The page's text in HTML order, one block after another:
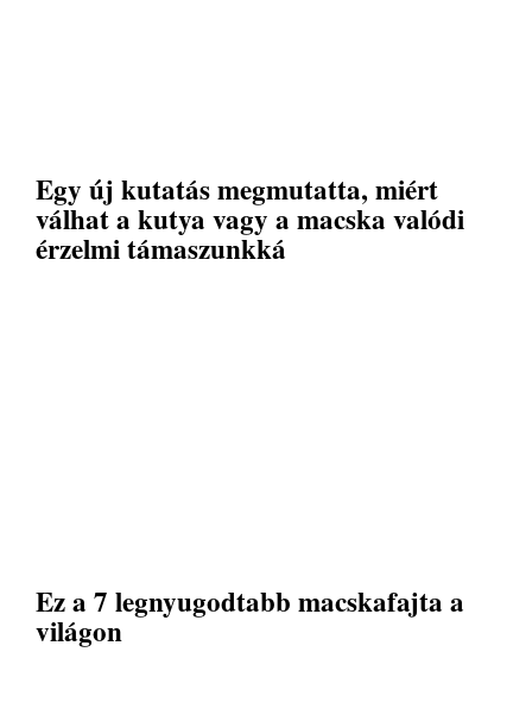
Egy új kutatás megmutatta, miért
válhat a kutya vagy a macska valódi
érzelmi támaszunkká
Ez a 7 legnyugodtabb macskafajta a
világon